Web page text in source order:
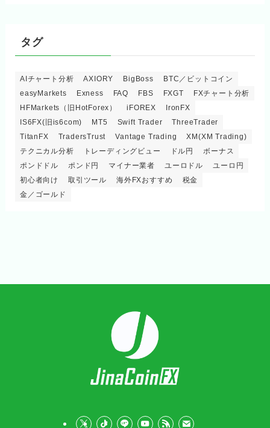
タグ
AIチャート分析 AXIORY BigBoss
BTC／ビットコイン
easyMarkets
Exness FAQ FBS FXGT
FXチャート分析
HFMarkets（旧HotForex）
iFOREX
IronFX
IS6FX(旧is6com)
MT5 Swift Trader
ThreeTrader
TitanFX
TradersTrust Vantage Trading
XM(XM Trading)
テクニカル分析
トレーディングビュー ドル円
ボーナス
ポンドドル
ポンド円 マイナー業者 ユーロドル
ユーロ円
初心者向け
取引ツール 海外FXおすすめ
税金
金／ゴールド